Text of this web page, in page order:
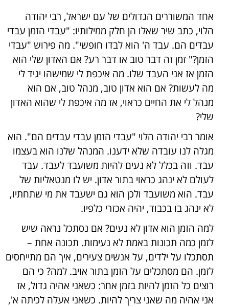
אחד המשוררים הגדולים של עם ישראל, רבי יהודה
הלוי, כתב שיר שאלו הן חלק ממילותיו: "עבדי הזמן עבדי
עבדים הם. עבד ה' הוא לבדו חופשי". מה פירוש "עבדי
הזמן?" זמן זה דבר טוב או דבר רע? אם האדון שלי הוא
הזמן אז אני העבד שלו. מה איכפת לי שמישהו יגיד לי
מה לעשות? אם הוא אדון טוב, מנהל טוב, אם הוא
מנהל לי את החיים כראוי, אז מה איכפת לי שהוא האדון
שלי?
אומר רבי יהודה הלוי "עבדי הזמן עבדי עבדים הם". הוא
מגלה לנו עובדה שלא ידענו. המנהל שלנו הוא בעצמו
עבד. וזה בכלל לא נעים להיות משועבד לעבד. עבד
לעולם לא ינהג כראוי בתור אדון. יש לו מנטאליות של
עבד. הוא משועבד ולכן הוא גם ישעבד את מי שתחתיו,
לא ינהג בו בכבוד, יהיה אכזרי כלפיו.
למה הזמן הוא אדון לא נעים? אם נסתכל נראה שיש
לזמן כמה תכונות באמת לא נעימות. תכונה אחת –
תסתכלו על ילדים, על אנשים צעירים, איך הם מתייחסים
לזמן. הם מסתכלים על הזמן בתור אויב. למה? כי הם
רוצים כל הזמן להיות בזמן אחר: כשאני אהיה גדול, אז
אני אהיה מה שאני צריך להיות. כשאני אעלה לכיתה א',